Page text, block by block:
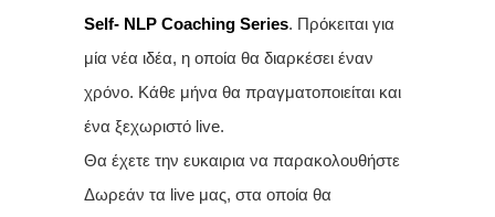
Self- NLP Coaching Series. Πρόκειται για
μία νέα ιδέα, η οποία θα διαρκέσει έναν
χρόνο. Κάθε μήνα θα πραγματοποιείται και
ένα ξεχωριστό live.
Θα έχετε την ευκαιρια να παρακολουθήστε
Δωρεάν τα live μας, στα οποία θα